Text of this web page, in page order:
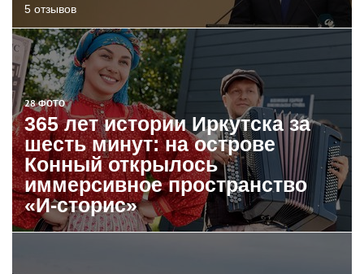
5 отзывов
28 ФОТО
365 лет истории Иркутска за
шесть минут: на острове
Конный открылось
иммерсивное пространство
«И-сторис»